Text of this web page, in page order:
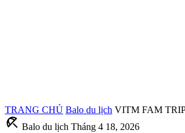
TRANG CHỦ Balo du lịch VITM FAM TRIP
beach_access Balo du lịch Tháng 4 18, 2026